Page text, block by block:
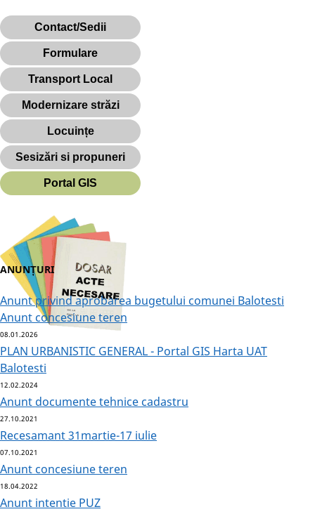
Contact/Sedii
Formulare
Transport Local
Modernizare străzi
Locuințe
Sesizări si propuneri
Portal GIS
ANUNȚURI
Anunt privind aprobarea bugetului comunei Balotesti
Anunt concesiune teren
08.01.2026
PLAN URBANISTIC GENERAL - Portal GIS Harta UAT
Balotesti
12.02.2024
Anunt documente tehnice cadastru
27.10.2021
Recesamant 31martie-17 iulie
07.10.2021
Anunt concesiune teren
18.04.2022
Anunt intentie PUZ